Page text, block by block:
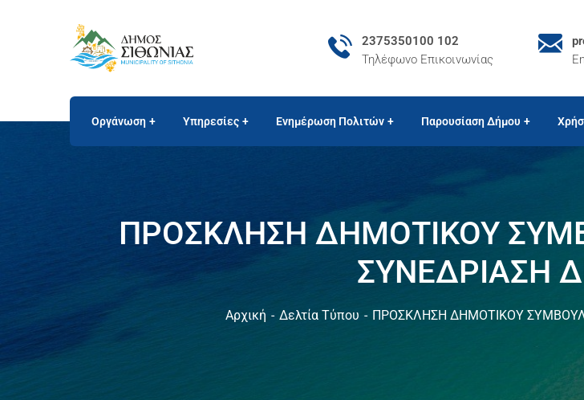
2375350100 102
Τηλέφωνο Επικοινωνίας
Οργάνωση Υπηρεσίες Ενημέρωση Πολιτών Παρουσίαση Δήμου
ΠΡΟΣΚΛΗΣΗ ΔΗΜΟΤΙΚΟΥ
ΣΥΝΕΔΡΙΑΣΗ
Αρχική Δελτία Τύπου ΠΡΟΣΚΛΗΣΗ ΔΗΜΟΤΙΚΟΥ